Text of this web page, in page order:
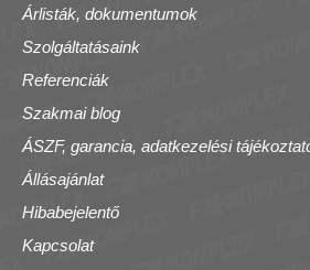
Árlisták, dokumentumok
Szolgáltatásaink
Referenciák
Szakmai blog
ÁSZF, garancia, adatkezelési
Állásajánlat
Hibabejelentő
Kapcsolat